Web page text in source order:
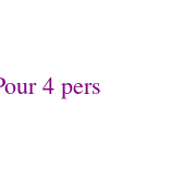
4 pers